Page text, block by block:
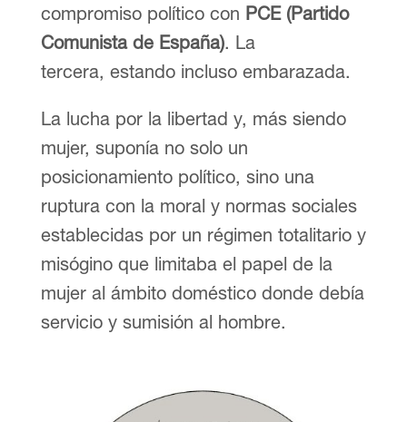
compromiso político con PCE (Partido
Comunista de España). La
tercera, estando incluso embarazada.
La lucha por la libertad y, más siendo
mujer, suponía no solo un
posicionamiento político, sino una
ruptura con la moral y normas sociales
establecidas por un régimen totalitario y
misógino que limitaba el papel de la
mujer al ámbito doméstico donde debía
servicio y sumisión al hombre.